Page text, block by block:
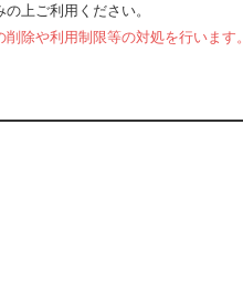
上ご利用ください。
除や利用制限等の対処を行います。